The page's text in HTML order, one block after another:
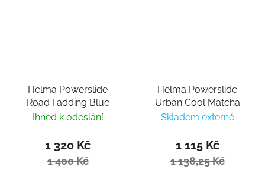
Helma Powerslide
Road Fadding Blue
Ihned k odeslání
1 320 Kč
1 400 Kč
Helma Powerslide
Urban Cool Matcha
Skladem externě
1 115 Kč
1 138,25 Kč